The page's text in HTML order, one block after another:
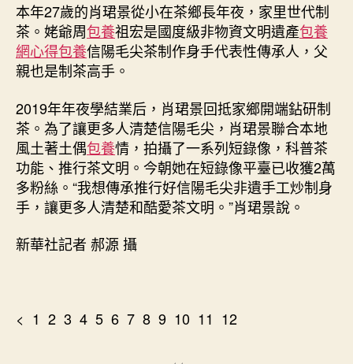
本年27歲的肖珺景從小在茶鄉長年夜，家里世代制
茶。姥爺周包養祖宏是國度級非物資文明遺產包養
網心得包養信陽毛尖茶制作身手代表性傳承人，父
親也是制茶高手。
2019年年夜學結業后，肖珺景回抵家鄉開端鉆研制
茶。為了讓更多人清楚信陽毛尖，肖珺景聯合本地
風土著土偶包養情，拍攝了一系列短錄像，科普茶
功能、推行茶文明。今朝她在短錄像平臺已收獲2萬
多粉絲。“我想傳承推行好信陽毛尖非遺手工炒制身
手，讓更多人清楚和酷愛茶文明。”肖珺景說。
新華社記者 郝源 攝
< 1 2 3 4 5 6 7 8 9 10 11 12